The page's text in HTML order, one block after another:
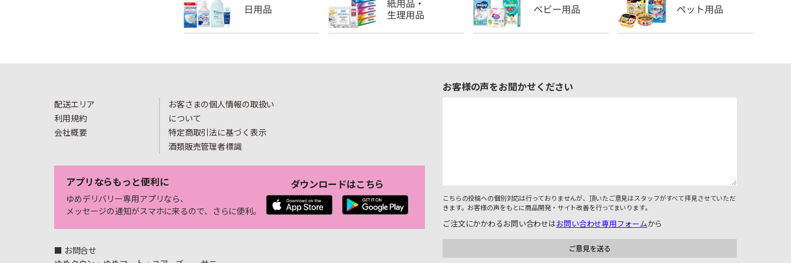
配送エリア
利用規約
会社概要
お客さまの個人情報の取扱い
について
特定商取引法に基づく表示
酒類販売管理者標識
アプリならもっと便利に
ゆめデリバリー専用アプリなら、
メッセージの通知がスマホに来るので、さらに便利。
ダウンロードはこちら
■ お問合せ
お客様の声をお聞かせください
こちらの投稿への個別対応は行っておりませんが、頂いたご意見はスタッフがすべて拝見させていただ
きます。お客様の声をもとに商品開発・サイト改善を行ってまいります。
ご注文にかかわるお問い合わせはお問い合わせ専用フォームから